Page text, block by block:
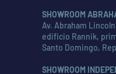
SHOWROOM
Av. Abraham
edificio Rannik,
Santo Domingo,
SHOWROOM